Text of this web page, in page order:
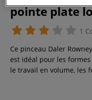
pointe plate
1
Ce pinceau Daler
est idéal pour les
le travail en volume, les